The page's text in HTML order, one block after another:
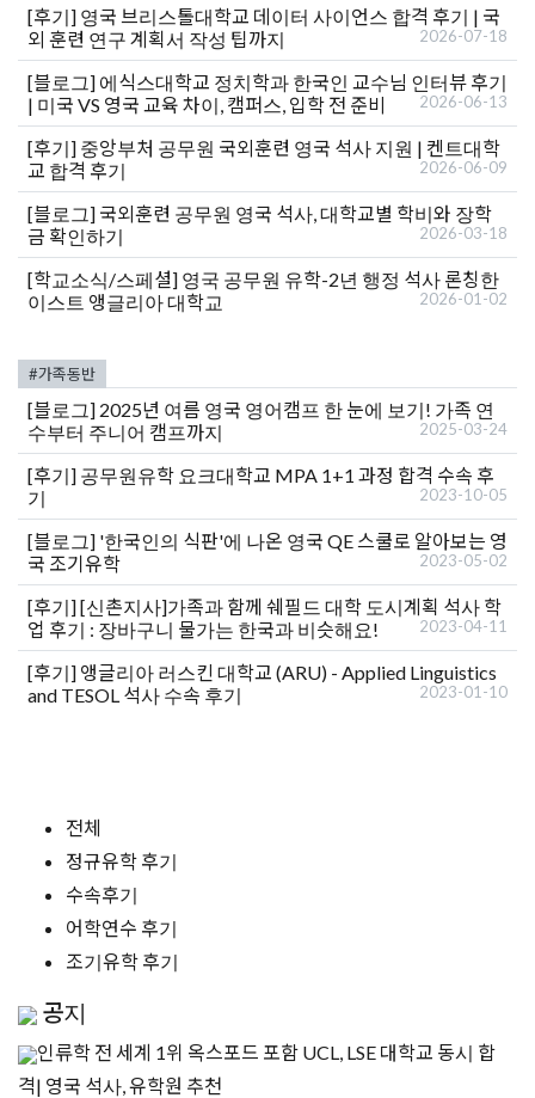
[후기] 영국 브리스톨대학교 데이터 사이언스 합격 후기 | 국
외 훈련 연구 계획서 작성 팁까지
2026-07-18
[블로그] 에식스대학교 정치학과 한국인 교수님 인터뷰 후기
| 미국 VS 영국 교육 차이, 캠퍼스, 입학 전 준비
2026-06-13
[후기] 중앙부처 공무원 국외훈련 영국 석사 지원 | 켄트대학
교 합격 후기
2026-06-09
[블로그] 국외훈련 공무원 영국 석사, 대학교별 학비와 장학
금 확인하기
2026-03-18
[학교소식/스페셜] 영국 공무원 유학-2년 행정 석사 론칭한
이스트 앵글리아 대학교
2026-01-02
#가족동반
[블로그] 2025년 여름 영국 영어캠프 한 눈에 보기! 가족 연
수부터 주니어 캠프까지
2025-03-24
[후기] 공무원유학 요크대학교 MPA 1+1 과정 합격 수속 후
기
2023-10-05
[블로그] '한국인의 식판'에 나온 영국 QE 스쿨로 알아보는 영
국 조기유학
2023-05-02
[후기][신촌지사]가족과 함께 쉐필드 대학 도시계획 석사 학
업 후기 : 장바구니 물가는 한국과 비슷해요!
2023-04-11
[후기] 앵글리아 러스킨 대학교 (ARU) - Applied Linguistics
and TESOL 석사 수속 후기
2023-01-10
전체
정규유학 후기
수속후기
어학연수 후기
조기유학 후기
공지
인류학 전 세계 1위 옥스포드 포함 UCL, LSE 대학교 동시 합
격| 영국 석사, 유학원 추천